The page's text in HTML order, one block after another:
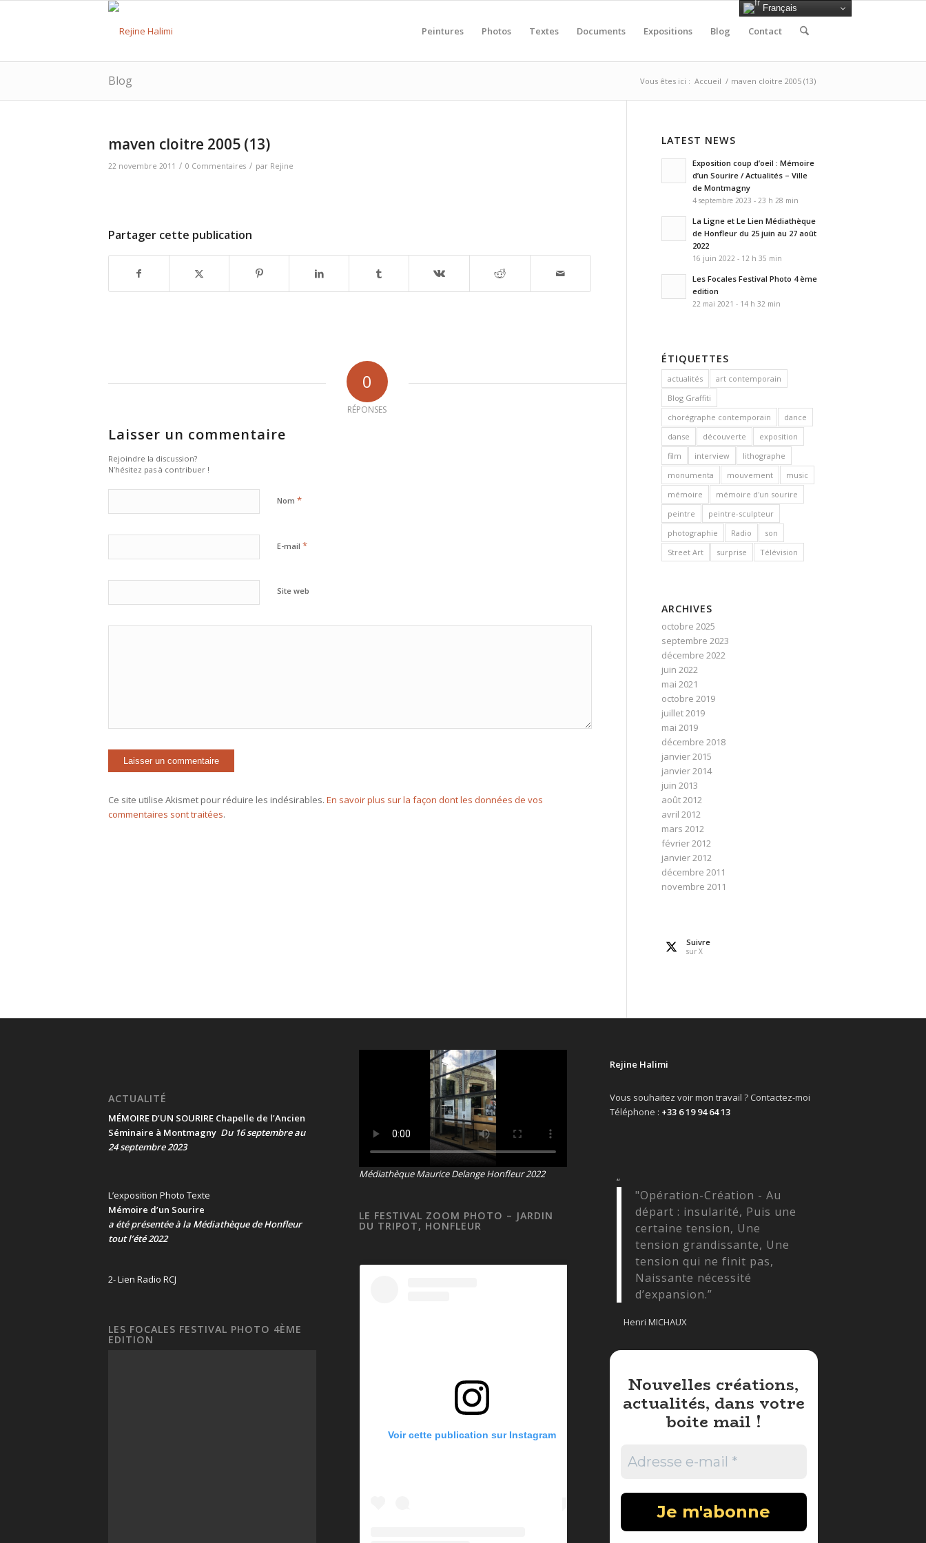
Peintures Photos Textes Documents Expositions Blog Contact
Blog Vous êtes ici : Accueil / maven cloitre 2005 (13)
maven cloitre 2005 (13)
22 novembre 2011 / 0 Commentaires / par Rejine
Partager cette publication
0
RÉPONSES
Laisser un commentaire
Rejoindre la discussion?
N’hésitez pas à contribuer !
Nom *
E-mail *
Site web
Ce site utilise Akismet pour réduire les indésirables. En savoir plus sur la façon dont les données de vos
commentaires sont traitées.
LATEST NEWS
Exposition coup d’oeil : Mémoire
d’un Sourire / Actualités – Ville
de Montmagny
4 septembre 2023 - 23 h 28 min
La Ligne et Le Lien Médiathèque
de Honfleur du 25 juin au 27 août
2022
16 juin 2022 - 12 h 35 min
Les Focales Festival Photo 4 ème
edition
22 mai 2021 - 14 h 32 min
ÉTIQUETTES
actualités
art contemporain
Blog Graffiti
chorégraphe contemporain
dance
danse
découverte
exposition
film
interview
lithographe
monumenta
mouvement
music
mémoire
mémoire d'un sourire
peintre
peintre-sculpteur
photographie
Radio
son
Street Art
surprise Télévision
ARCHIVES
octobre 2025
septembre 2023
décembre 2022
juin 2022
mai 2021
octobre 2019
juillet 2019
mai 2019
décembre 2018
janvier 2015
janvier 2014
juin 2013
août 2012
avril 2012
mars 2012
février 2012
janvier 2012
décembre 2011
novembre 2011
Suivre
sur X
ACTUALITÉ
MÉMOIRE D’UN SOURIRE Chapelle de l’Ancien
Séminaire à Montmagny Du 16 septembre au
24 septembre 2023
L’exposition Photo Texte
Mémoire d’un Sourire
a été présentéeà la Médiathèque de Honfleur
tout l’été 2022
2- Lien Radio RCJ
LES FOCALES FESTIVAL PHOTO 4ÈME
EDITION
Médiathèque Maurice Delange Honfleur 2022
LE FESTIVAL ZOOM PHOTO – JARDIN
DU TRIPOT, HONFLEUR
Voir cette publication sur Instagram
Rejine Halimi
Vous souhaitez voir mon travail ? Contactez-moi
Téléphone : +33 6 19 94 64 13
“
"Opération-Création - Au
départ : insularité, Puis une
certaine tension, Une
tension grandissante, Une
tension qui ne finit pas,
Naissante nécessité
d’expansion.”
Henri MICHAUX
Nouvelles créations,
actualités, dans votre
boite mail !
Français